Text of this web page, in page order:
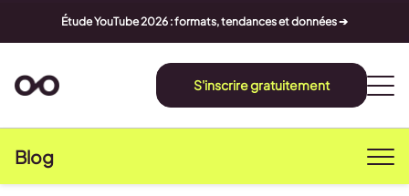
Étude YouTube 2026 : formats, tendances et données ➔
S'inscrire gratuitement
Blog